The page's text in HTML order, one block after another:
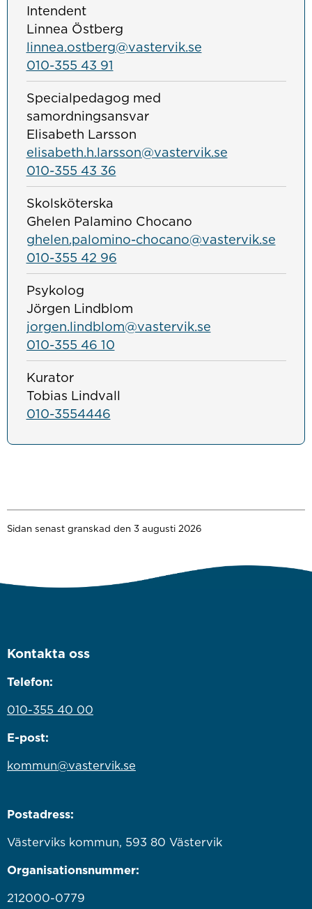
Intendent
Linnea Östberg
linnea.ostberg@vastervik.se
010-355 43 91
Specialpedagog med
samordningsansvar
Elisabeth Larsson
elisabeth.h.larsson@vastervik.se
010-355 43 36
Skolsköterska
Ghelen Palamino Chocano
ghelen.palomino-chocano@vastervik.se
010-355 42 96
Psykolog
Jörgen Lindblom
jorgen.lindblom@vastervik.se
010-355 46 10
Kurator
Tobias Lindvall
010-3554446
Sidan senast granskad den 3 augusti 2026
Kontakta oss
Telefon:
010-355 40 00
E-post:
kommun@vastervik.se
Postadress:
Västerviks kommun, 593 80 Västervik
Organisationsnummer:
212000-0779